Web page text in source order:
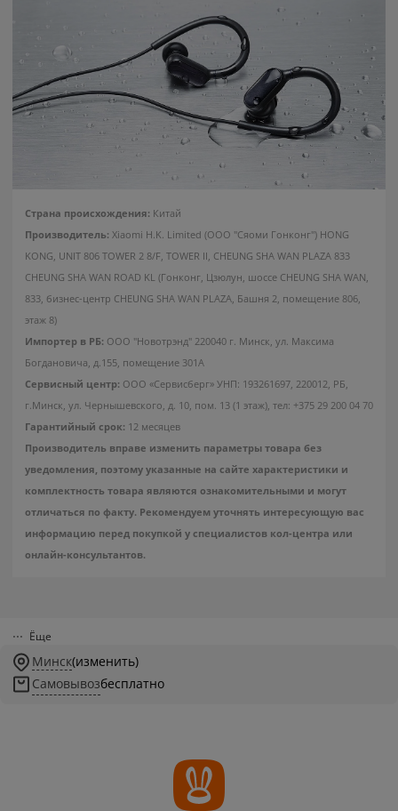
Страна происхождения: Китай
Производитель: Xiaomi H.K. Limited (ООО "Сяоми Гонконг") HONG
KONG, UNIT 806 TOWER 2 8/F, TOWER II, CHEUNG SHA WAN PLAZA 833
CHEUNG SHA WAN ROAD KL (Гонконг, Цзюлун, шоссе CHEUNG SHA WAN,
833, бизнес-центр CHEUNG SHA WAN PLAZA, Башня 2, помещение 806,
этаж 8)
Импортер в РБ: ООО "Новотрэнд" 220040 г. Минск, ул. Максима
Богдановича, д.155, помещение 301А
Сервисный центр: ООО «Сервисберг» УНП: 193261697, 220012, РБ,
г.Минск, ул. Чернышевского, д. 10, пом. 13 (1 этаж), тел: +375 29 200 04 70
Гарантийный срок: 12 месяцев
Производитель вправе изменить параметры товара без
уведомления, поэтому указанные на сайте характеристики и
комплектность товара являются ознакомительными и могут
отличаться по факту. Рекомендуем уточнять интересующую вас
информацию перед покупкой у специалистов кол-центра или
онлайн-консультантов.
.67руб/мес
Стоимость:49 .90
Вернём до 3
Зарядное устройство
ECOVINKA 67 Вт
.57 руб/мес
Стоимость: 49.00
Вернём до
Ёще
Минск(изменить)
Самовывозбесплатно